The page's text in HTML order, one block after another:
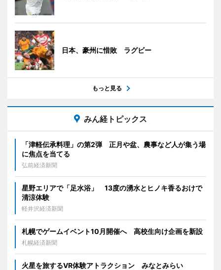
日本、豪州に惜敗 ラグビー
もっと見る
みん経トピックス
「津軽伝承料理」の第2弾 正月や盆、農事など人が集う場
に焦点を当てる
弘前経済新聞
星野エリアで「足水浴」 13度の湧水とヒノキ香るおけで
清涼体験
軽井沢経済新聞
札幌でゲームイベント10月開催へ 高校生向け企画を新設
札幌経済新聞
火星を旅するVR体験アトラクション みなとみらい